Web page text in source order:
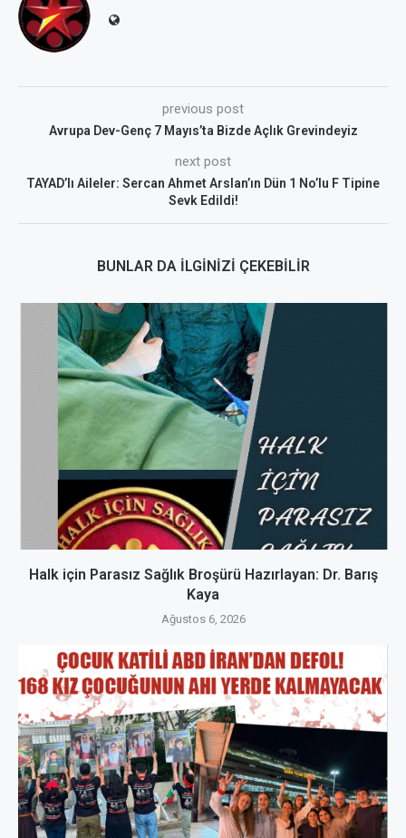
previous post
Avrupa Dev-Genç 7 Mayıs’ta Bizde Açlık Grevindeyiz
next post
TAYAD’lı Aileler: Sercan Ahmet Arslan’ın Dün 1 No’lu F Tipine
Sevk Edildi!
BUNLAR DA İLGINIZI ÇEKEBILIR
Halk için Parasız Sağlık Broşürü Hazırlayan: Dr. Barış
Kaya
Ağustos 6, 2026